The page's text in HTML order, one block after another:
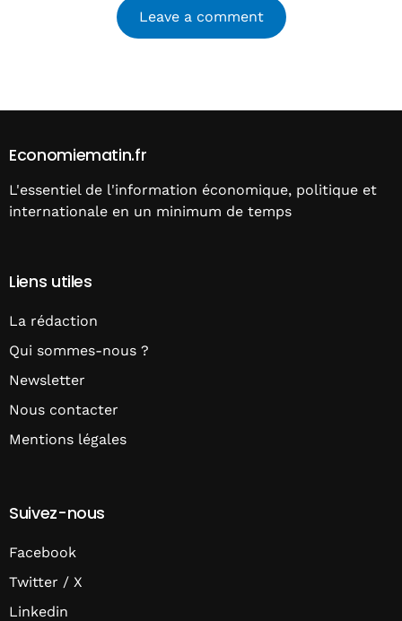
Economiematin.fr
L'essentiel de l'information économique, politique et
internationale en un minimum de temps
Liens utiles
La rédaction
Qui sommes-nous ?
Newsletter
Nous contacter
Mentions légales
Suivez-nous
Facebook
Twitter / X
Linkedin